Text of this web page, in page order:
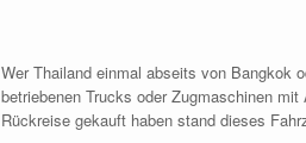
Wer Thailand einmal abseits von Bangkok
betriebenen Trucks oder Zugmaschinen
Rückreise gekauft haben stand dieses